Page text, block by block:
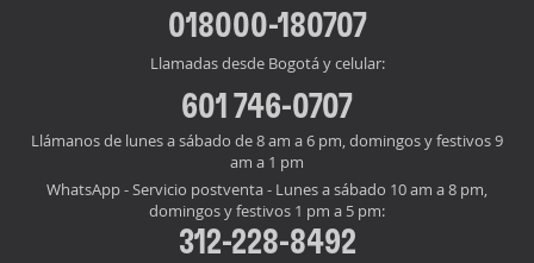
018000-180707
Llamadas desde Bogotá y celular:
601 746-0707
Llámanos de lunes a sábado de 8 am a 6 pm, domingos y festivos 9
am a 1 pm
WhatsApp - Servicio postventa - Lunes a sábado 10 am a 8 pm,
domingos y festivos 1 pm a 5 pm:
312-228-8492